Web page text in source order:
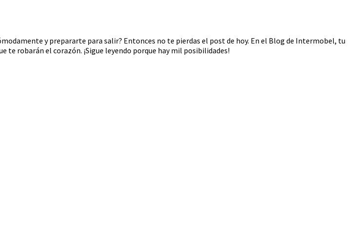
y prepararte para salir? Entonces no te pierdas el post de hoy. En el Blog de Intermobel, tu
te robarán el corazón. ¡Sigue leyendo porque hay mil posibilidades!